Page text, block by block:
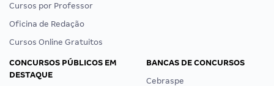
Cursos por Professor
Oficina de Redação
Cursos Online Gratuitos
CONCURSOS PÚBLICOS EM
DESTAQUE
BANCAS DE CONCURSOS
Cebraspe